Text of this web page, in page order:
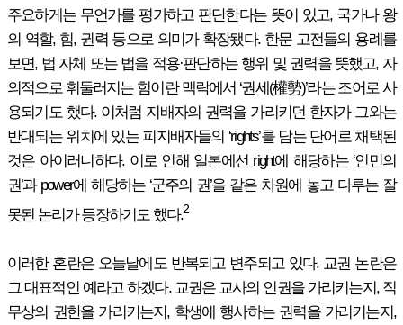
주요하게는 무언가를 평가하고 판단한다는 뜻이 있고, 국가나 왕
의 역할, 힘, 권력 등으로 의미가 확장됐다. 한문 고전들의 용례를
보면, 법 자체 또는 법을 적용·판단하는 행위 및 권력을 뜻했고, 자
의적으로 휘둘러지는 힘이란 맥락에서 ‘권세(權勢)’라는 조어로 사
용되기도 했다. 이처럼 지배자의 권력을 가리키던 한자가 그와는
반대되는 위치에 있는 피지배자들의 ‘rights’를 담는 단어로 채택된
것은 아이러니하다. 이로 인해 일본에선 right에 해당하는 ‘인민의
권’과 power에 해당하는 ‘군주의 권’을 같은 차원에 놓고 다루는 잘
못된 논리가 등장하기도 했다.2
이러한 혼란은 오늘날에도 반복되고 변주되고 있다. 교권 논란은
그 대표적인 예라고 하겠다. 교권은 교사의 인권을 가리키는지, 직
무상의 권한을 가리키는지, 학생에 행사하는 권력을 가리키는지,